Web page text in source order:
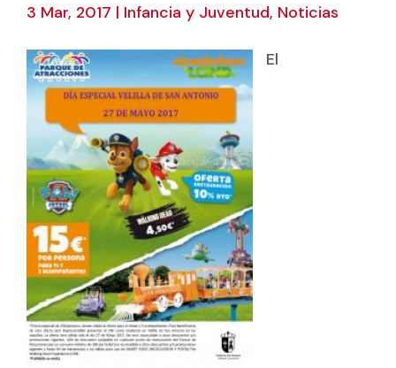
3 Mar, 2017 | Infancia y Juventud, Noticias
El